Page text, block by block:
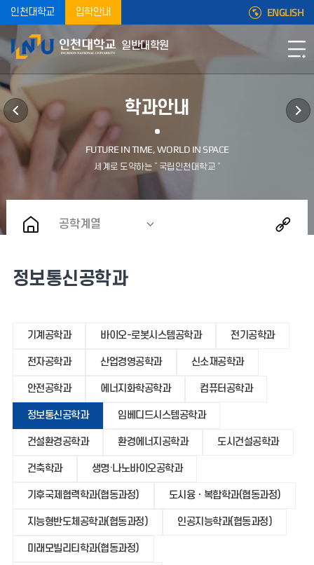
인천대학교 입학안내 ENGLISH
일반대학원
학과안내
공학계열
정보통신공학과
기계공학과 바이오-로봇시스템공학과 전기공학과
전자공학과 산업경영공학과 신소재공학과
안전공학과 에너지화학공학과 컴퓨터공학과
정보통신공학과 임베디드시스템공학과
건설환경공학과 환경에너지공학과 도시건설공학과
건축학과 생명·나노바이오공학과
기후국제협력학과(협동과정) 도시융ㆍ복합학과(협동과정)
지능형반도체공학과(협동과정) 인공지능학과(협동과정)
미래모빌리티학과(협동과정)